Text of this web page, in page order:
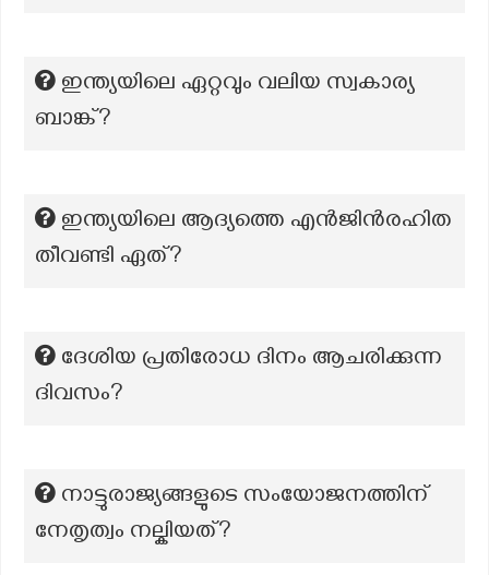
ഇന്ത്യയിലെ ഏറ്റവും വലിയ സ്വകാര്യ
ബാങ്ക്?
ഇന്ത്യയിലെ ആദ്യത്തെ എൻജിൻരഹിത
തീവണ്ടി ഏത്?
ദേശിയ പ്രതിരോധ ദിനം ആചരിക്കുന്ന
ദിവസം?
നാട്ടുരാജ്യങ്ങളുടെ സംയോജനത്തിന്
നേതൃത്വം നല്കിയത്?